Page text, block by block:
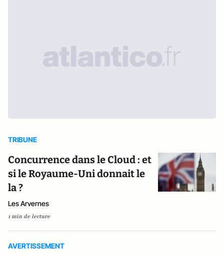
TRIBUNE
Concurrence dans le Cloud : et
si le Royaume-Uni donnait le
la ?
Les Arvernes
1 min de lecture
AVERTISSEMENT